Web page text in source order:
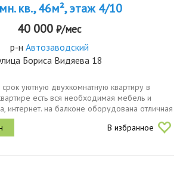
кв., 46м², этаж 4/10
40 000 ₽/мес
р-н Автозаводский
Бориса Видяева 18
уютную двухкомнатную квартиру в
есть вся необходимая мебель и
интернет. на балконе оборудована отличная
ikea, с индукционной варочной панелью
В избранное